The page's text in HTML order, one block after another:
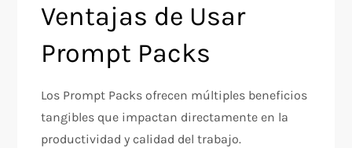
Ventajas de Usar
Prompt Packs
Los Prompt Packs ofrecen múltiples beneficios
tangibles que impactan directamente en la
productividad y calidad del trabajo.​